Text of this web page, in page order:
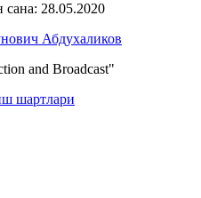
28.05.2020
Абдухаликов
and Broadcast"
шартлари